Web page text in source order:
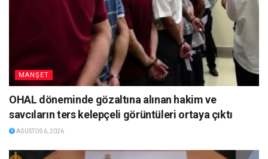
MANŞET
OHAL döneminde gözaltına alınan hakim ve
savcıların ters kelepçeli görüntüleri ortaya çıktı
AĞUSTOS 6, 2026